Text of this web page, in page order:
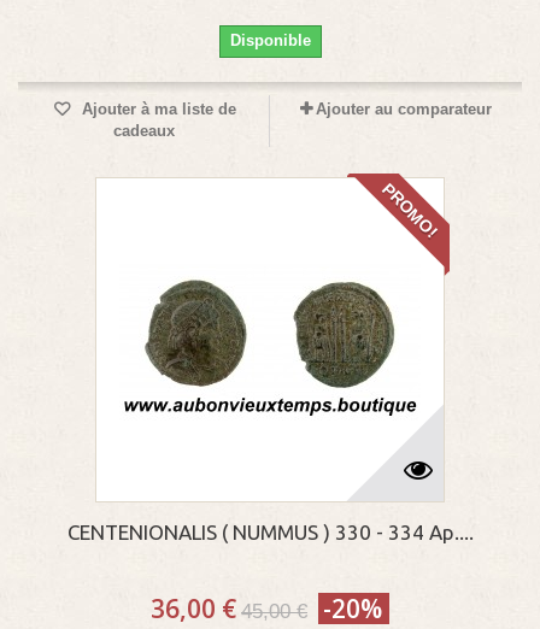
Disponible
Ajouter à ma liste de
cadeaux
Ajouter au comparateur
PROMO!
CENTENIONALIS ( NUMMUS ) 330 - 334 Ap....
36,00 € 45,00 € -20%